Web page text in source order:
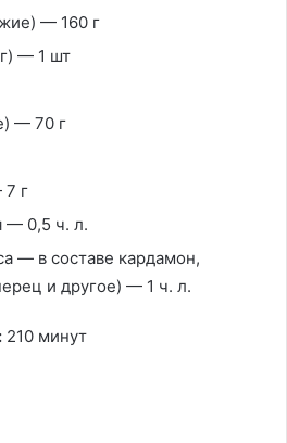
— 160 г
— 1 шт
— 70 г
7 г
— 0,5 ч. л.
— в составе кардамон,
и другое) — 1 ч. л.
210 минут